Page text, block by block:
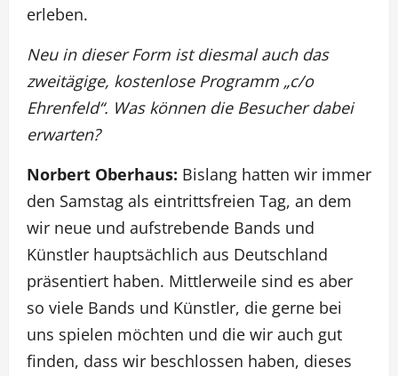
erleben.
Neu in dieser Form ist diesmal auch das
zweitägige, kostenlose Programm „c/o
Ehrenfeld“. Was können die Besucher dabei
erwarten?
Norbert Oberhaus: Bislang hatten wir immer
den Samstag als eintrittsfreien Tag, an dem
wir neue und aufstrebende Bands und
Künstler hauptsächlich aus Deutschland
präsentiert haben. Mittlerweile sind es aber
so viele Bands und Künstler, die gerne bei
uns spielen möchten und die wir auch gut
finden, dass wir beschlossen haben, dieses